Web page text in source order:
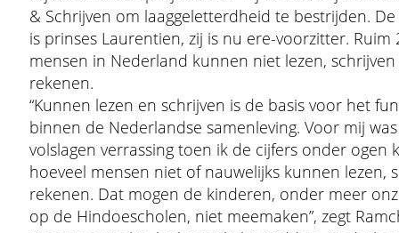
& Schrijven om laaggeletterdheid te bestrijden.
is prinses Laurentien, zij is nu ere-voorzitter. Ruim
mensen in Nederland kunnen niet lezen,
rekenen.
“Kunnen lezen en schrijven is de basis voor het
binnen de Nederlandse samenleving. Voor mij
volslagen verrassing toen ik de cijfers onder ogen
hoeveel mensen niet of nauwelijks kunnen lezen,
rekenen. Dat mogen de kinderen, onder meer
op de Hindoescholen, niet meemaken”, zegt